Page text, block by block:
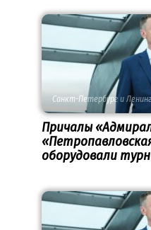
Санкт-Петербург и
Причалы
оборудовали